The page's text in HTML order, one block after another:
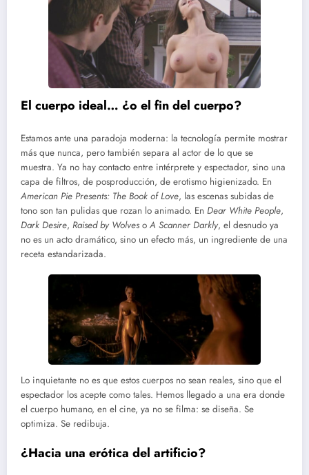
El cuerpo ideal… ¿o el fin del cuerpo?
Estamos ante una paradoja moderna: la tecnología permite mostrar
más que nunca, pero también separa al actor de lo que se
muestra. Ya no hay contacto entre intérprete y espectador, sino una
capa de filtros, de posproducción, de erotismo higienizado. En
American Pie Presents: The Book of Love, las escenas subidas de
tono son tan pulidas que rozan lo animado. En Dear White People,
Dark Desire, Raised by Wolves o A Scanner Darkly, el desnudo ya
no es un acto dramático, sino un efecto más, un ingrediente de una
receta estandarizada.
Lo inquietante no es que estos cuerpos no sean reales, sino que el
espectador los acepte como tales. Hemos llegado a una era donde
el cuerpo humano, en el cine, ya no se filma: se diseña. Se
optimiza. Se redibuja.
¿Hacia una erótica del artificio?